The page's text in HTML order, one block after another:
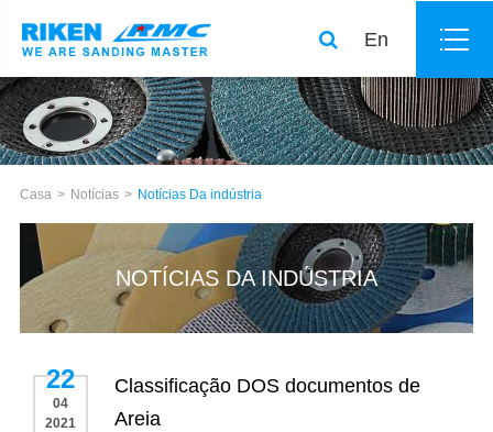
En
Casa Notícias Notícias Da indústria
NOTÍCIAS DA INDÚSTRIA
22
04
2021
Classificação DOS documentos de
Areia